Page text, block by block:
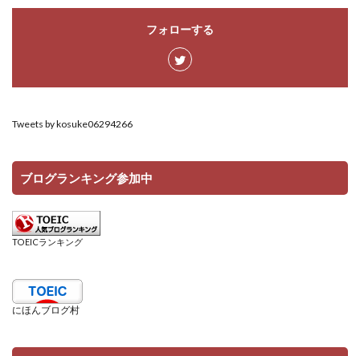
フォローする
Tweets by kosuke06294266
ブログランキング参加中
TOEICランキング
にほんブログ村